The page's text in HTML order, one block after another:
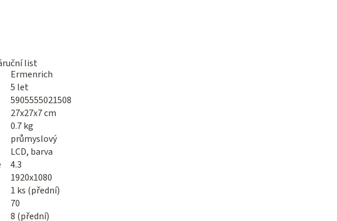
list
Ermenrich
5 let
5905555021508
27x27x7 cm
0.7 kg
průmyslový
LCD, barva
4.3
1920x1080
1 ks (přední)
70
8 (přední)